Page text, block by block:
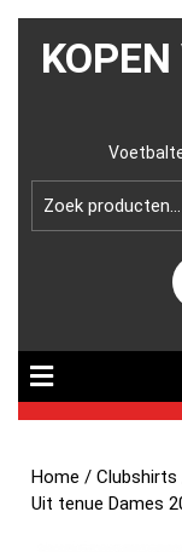
Home /Clubshirts
Uit tenue Dames